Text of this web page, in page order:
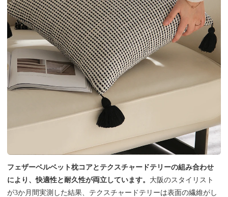
フェザーベルベット枕コアとテクスチャードテリーの組み合わせ
により、快適性と耐久性が両立しています。 大阪のスタイリスト
が3か月間実測した結果、テクスチャードテリーは表面の繊維がし